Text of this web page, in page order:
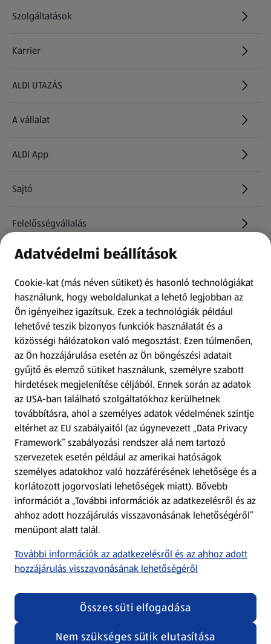
Szolgáltatások
Karrier
(új oldalon nyílik meg)
ALDI UTAZÁS
(új oldalon nyílik meg)
A vállalat
ALDI App
Sajtó
Felelősségvállalás
Információk
Kérdőív
Fizetési lehetőségek
ALDI utalványok
Árcsökkentés
Adattörlő alkalmazás
Szervizpont
(új oldalon nyílik meg)
Fedezz fel minket az interneten!
Töltsd le az ALDI Magyarország applikációt!
Adatvédelmi beállítások
Cookie-kat (más néven sütiket) és hasonló technológiákat
használunk, hogy weboldalunkat a lehető legjobban az
Ön igényeihez igazítsuk. Ezek a technológiák például
lehetővé teszik bizonyos funkciók használatát és a
közösségi hálózatokon való megosztást. Ezen túlmenően,
az Ön hozzájárulása esetén az Ön böngészési adatait
gyűjtő és elemző sütiket használunk, személyre szabott
hirdetések megjelenítése céljából. Ennek során az adatok
az USA-ban található szolgáltatókhoz kerülhetnek
továbbításra, ahol a személyes adatok védelmének szintje
eltérhet az EU szabályaitól (az úgynevezett „Data Privacy
Framework” szabályozási rendszer alá nem tartozó
szervezetek esetén például az amerikai hatóságok
személyes adatokhoz való hozzáférésének lehetősége és a
korlátozott jogorvoslati lehetőségek miatt). Bővebb
információt a „További információk az adatkezelésről és az
ahhoz adott hozzájárulás visszavonásának lehetőségéről”
menüpont alatt talál.
További információk az adatkezelésről és az ahhoz adott
hozzájárulás visszavonásának lehetőségéről
Nem szükséges sütik elutasítása
Összes süti elfogadása